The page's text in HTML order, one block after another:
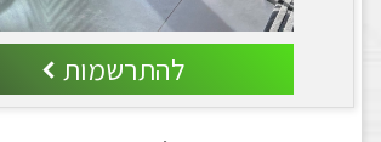
להתרשמות